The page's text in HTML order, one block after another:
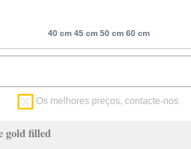
40 cm 45 cm 50 cm 60 cm
Os melhores preços, contacte-nos
gold filled